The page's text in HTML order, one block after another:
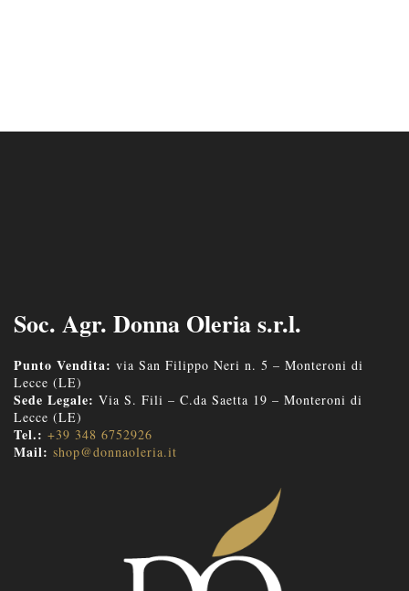
Soc. Agr. Donna Oleria s.r.l.
Punto Vendita: via San Filippo Neri n. 5 – Monteroni di
Lecce (LE)
Sede Legale: Via S. Fili – C.da Saetta 19 – Monteroni di
Lecce (LE)
Tel.: +39 348 6752926
Mail: shop@donnaoleria.it